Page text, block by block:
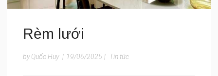
Rèm lưới
by Quốc Huy | 19/06/2025 | Tin tức